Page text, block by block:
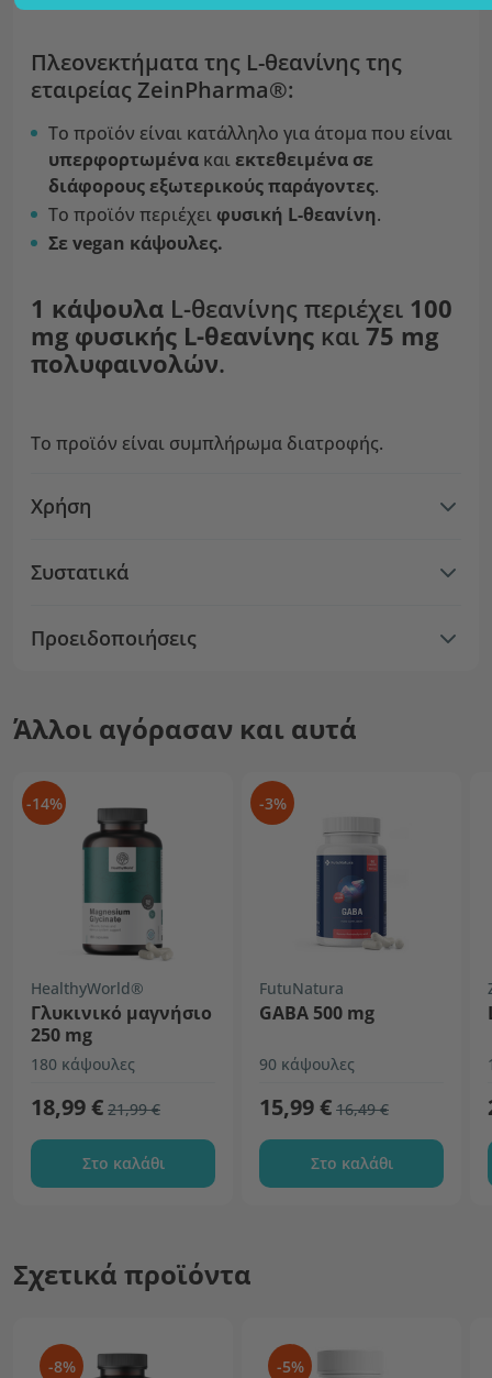
Πλεονεκτήματα της L-θεανίνης της
εταιρείας ZeinPharma®:
Το προϊόν είναι κατάλληλο για άτομα που είναι
υπερφορτωμένα καιεκτεθειμένα σε
διάφορους εξωτερικούς παράγοντες.
Το προϊόν περιέχει φυσική L-θεανίνη.
Σε vegan κάψουλες.
1 κάψουλα L-θεανίνης περιέχει 100
mg φυσικής L-θεανίνης και 75 mg
πολυφαινολών.
Το προϊόν είναι συμπλήρωμα διατροφής.
Χρήση
Συστατικά
Προειδοποιήσεις
Άλλοι αγόρασαν και αυτά
-14%
HealthyWorld®
Γλυκινικό μαγνήσιο
250 mg
180 κάψουλες
18,99 € 21,99 €
Στο καλάθι
-3%
FutuNatura
GABA 500 mg
90 κάψουλες
15,99 € 16,49 €
Στο καλάθι
Σχετικά προϊόντα
-8% -5%